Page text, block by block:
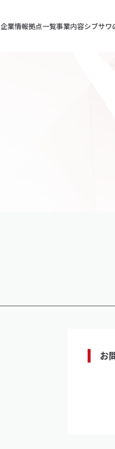
企業情報拠点一覧事業内容シブサワ
お